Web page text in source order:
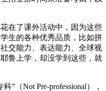
在了课外活动中，因为这些
生的各种优秀品质，比如拼
交能力、表达能力、全球视
鲁上学，却没学到这些，就
”（Not Pre-professional），